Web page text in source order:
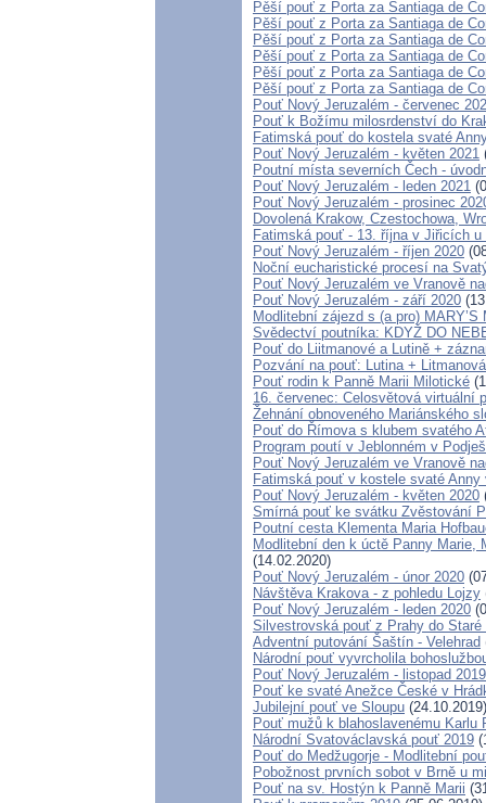
Pěší pouť z Porta za Santiaga de
Pěší pouť z Porta za Santiaga de
Pěší pouť z Porta za Santiaga de
Pěší pouť z Porta za Santiaga de
Pěší pouť z Porta za Santiaga de
Pěší pouť z Porta za Santiaga de
Pouť Nový Jeruzalém - červenec
Pouť k Božímu milosrdenství do
Fatimská pouť do kostela svaté
Pouť Nový Jeruzalém - květen 2021
Poutní místa severních Čech -
Pouť Nový Jeruzalém - leden 2021
Pouť Nový Jeruzalém - prosinec
Dovolená Krakow, Czestochowa,
Fatimská pouť - 13. října v Jiřicích
Pouť Nový Jeruzalém - říjen 2020
Noční eucharistické procesí na
Pouť Nový Jeruzalém ve Vranově
Pouť Nový Jeruzalém - září 2020
Modlitební zájezd s (a pro)
Svědectví poutníka: KDYŽ DO
Pouť do Liitmanové a Lutině +
Pozvání na pouť: Lutina +
Pouť rodin k Panně Marii Milotické
16. červenec: Celosvětová virtuální
Žehnání obnoveného Mariánského
Pouť do Římova s klubem svatého
Program poutí v Jeblonném v
Pouť Nový Jeruzalém ve Vranově
Fatimská pouť v kostele svaté
Pouť Nový Jeruzalém - květen 2020
Smírná pouť ke svátku Zvěstování
Poutní cesta Klementa Maria
Modlitební den k úctě Panny Marie,
(14.02.2020)
Pouť Nový Jeruzalém - únor 2020
Návštěva Krakova - z pohledu Lojzy
Pouť Nový Jeruzalém - leden 2020
Silvestrovská pouť z Prahy do
Adventní putování Šaštín - Velehrad
Národní pouť vyvrcholila
Pouť Nový Jeruzalém - listopad 2019
Pouť ke svaté Anežce České v
Jubilejní pouť ve Sloupu (24.10.2019)
Pouť mužů k blahoslavenému Karlu
Národní Svatováclavská pouť 2019
Pouť do Medžugorje - Modlitební
Pobožnost prvních sobot v Brně u
Pouť na sv. Hostýn k Panně Marii